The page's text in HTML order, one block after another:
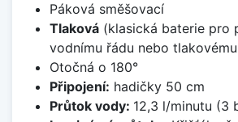
Páková směšovací
Tlaková(klasická baterie pro
vodnímu řádu nebo
Otočná o 180°
Připojení: hadičky 50 cm
Průtok vody: 12,3 l/minutu (3